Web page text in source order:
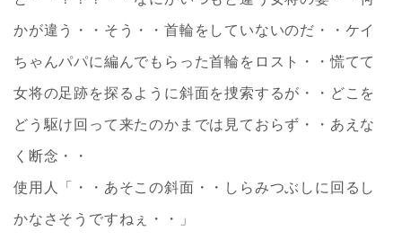
かが違う・・そう・・首輪をしていないのだ・・ケイ
ちゃんパパに編んでもらった首輪をロスト・・慌てて
女将の足跡を探るように斜面を捜索するが・・どこを
どう駆け回って来たのかまでは見ておらず・・あえな
く断念・・
使用人「・・あそこの斜面・・しらみつぶしに回るし
かなさそうですねぇ・・」